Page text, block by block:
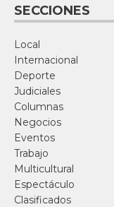
SECCIONES
Local
Internacional
Deporte
Judiciales
Columnas
Negocios
Eventos
Trabajo
Multicultural
Espectáculo
Clasificados